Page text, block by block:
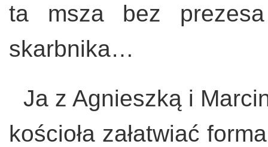
ta msza bez
skarbnika…
Ja z Agnieszką i
kościoła załatwiać